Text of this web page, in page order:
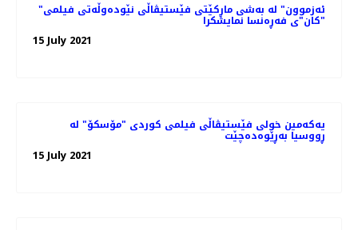
"ئەزموون" لە به‌شی ماڕکێتی فێستیڤاڵی نێوده‌وڵه‌تی فیلمی
"کان"ی فه‌ڕه‌نسا نمایشکرا
15 July 2021
یەکەمین خولی فێستیڤاڵی فیلمی کوردی "مۆسکۆ" لە
ڕووسیا بەڕێوەدەچێت
15 July 2021